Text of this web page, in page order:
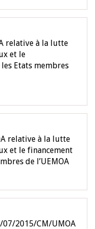
relative à la lutte
et le
Etats membres
relative à la lutte
et le financement
de l’UEMOA
07/2015/CM/UMOA